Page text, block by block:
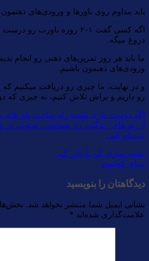
باید مداوم روی باورها و ورودی‌های ذهنمون
اگه کسی گفت ۱-۲ روزه باورت
دروغ میگه.
ما باید هر روز تمرین‌های ذهنی رو انجام
ورودی‌های ذهنمون باشیم.
و در نهایت، ما چیزی رو دریافت میکنیم که
رو داریم و براش تلاش کنیم، نه چیزی که
اگه دوست داری نقشه راه ساخت باورهای
ارزش‌های زندگیت رو بشناسی، میتونی در
ثبت‌نام کنی.
تصویرسازی کن تا باور کنی
دنیای کوانتوم
دیدگاهتان را بنویسید
نشانی ایمیل شما منتشر نخواهد شد.
علامت‌گذاری شده‌اند *